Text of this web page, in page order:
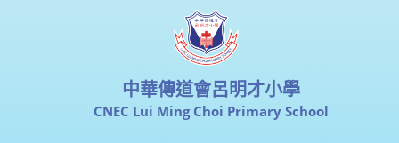
中華傳道會呂明才小學
CNEC Lui Ming Choi Primary School